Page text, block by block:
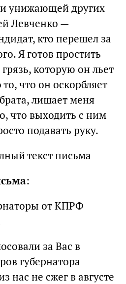
унижающей других
Левченко —
кто перешел за
Я готов простить
которую он льет
что он оскорбляет
лишает меня
что выходить с ним
подавать руку.
текст письма
:
от КПРФ
за Вас в
губернатора
нас не сжег в августе